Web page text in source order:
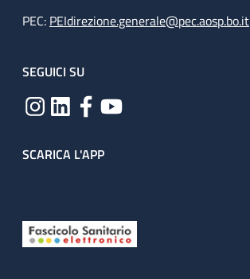
PEC: PEIdirezione.generale@pec.aosp.bo.it
SEGUICI SU
SCARICA L'APP